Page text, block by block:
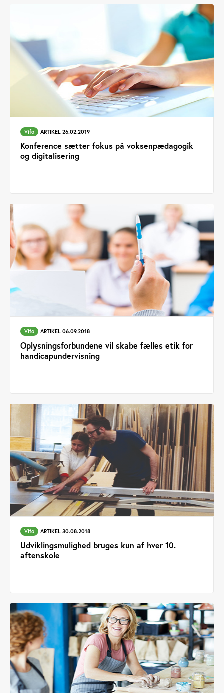
Vifo ARTIKEL 26.02.2019
Konference sætter fokus på voksenpædagogik
og digitalisering
Vifo ARTIKEL 06.09.2018
Oplysningsforbundene vil skabe fælles etik for
handicapundervisning
Vifo ARTIKEL 30.08.2018
Udviklingsmulighed bruges kun af hver 10.
aftenskole